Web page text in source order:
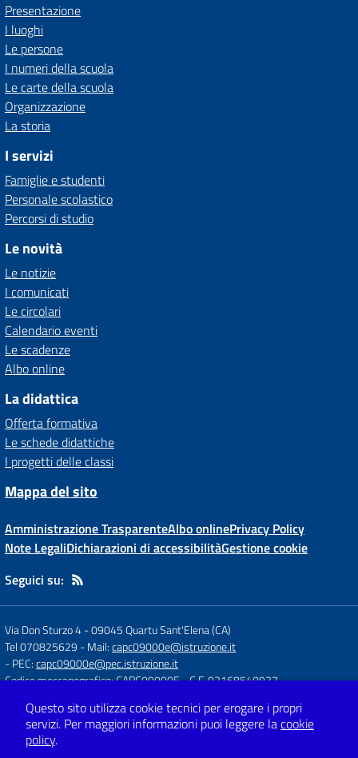
Presentazione
I luoghi
Le persone
I numeri della scuola
Le carte della scuola
Organizzazione
La storia
I servizi
Famiglie e studenti
Personale scolastico
Percorsi di studio
Le novità
Le notizie
I comunicati
Le circolari
Calendario eventi
Le scadenze
Albo online
La didattica
Offerta formativa
Le schede didattiche
I progetti delle classi
Mappa del sito
Amministrazione TrasparenteAlbo onlinePrivacy Policy
Note LegaliDichiarazioni di accessibilitàGestione cookie
Seguici su:
Via Don Sturzo 4-09045 Quartu Sant'Elena (CA)
Tel 070825629 - Mail:capc09000e@istruzione.it
- PEC:capc09000e@pec.istruzione.it
Codice meccanografico: CAPC09000E- C.F. 92168540927
Concept & Design by
Designers Italia
Questo sito utilizza cookie tecnici per erogare i propri
servizi. Per maggiori informazioni puoi leggere lacookie
policy.